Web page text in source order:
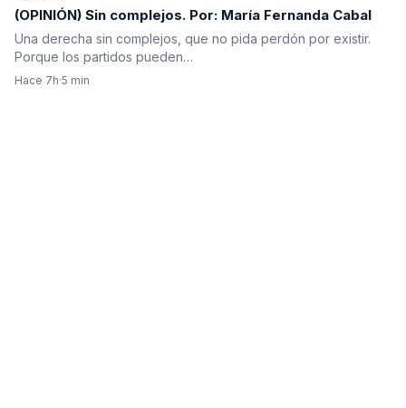
(OPINIÓN) Sin complejos. Por: María Fernanda Cabal
Una derecha sin complejos, que no pida perdón por existir.
Porque los partidos pueden…
Hace 7h·5 min